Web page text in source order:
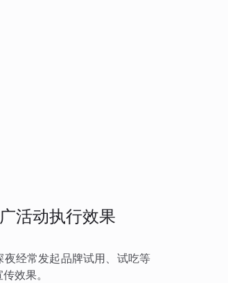
活动执行效果
经常发起品牌试用、试吃等
效果。